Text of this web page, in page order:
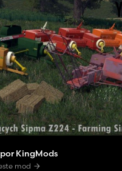
KingMods
mod